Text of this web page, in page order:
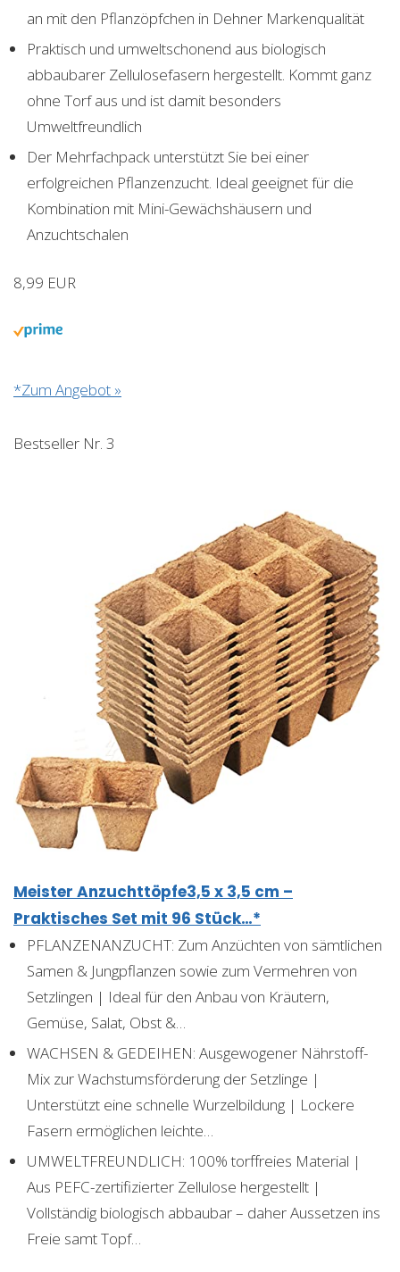
an mit den Pflanzöpfchen in Dehner Markenqualität
Praktisch und umweltschonend aus biologisch
abbaubarer Zellulosefasern hergestellt. Kommt ganz
ohne Torf aus und ist damit besonders
Umweltfreundlich
Der Mehrfachpack unterstützt Sie bei einer
erfolgreichen Pflanzenzucht. Ideal geeignet für die
Kombination mit Mini-Gewächshäusern und
Anzuchtschalen
8,99 EUR
*Zum Angebot »
Bestseller Nr. 3
Meister Anzuchttöpfe3,5 x 3,5 cm –
Praktisches Set mit 96 Stück…*
PFLANZENANZUCHT: Zum Anzüchten von sämtlichen
Samen & Jungpflanzen sowie zum Vermehren von
Setzlingen | Ideal für den Anbau von Kräutern,
Gemüse, Salat, Obst &…
WACHSEN & GEDEIHEN: Ausgewogener Nährstoff-
Mix zur Wachstumsförderung der Setzlinge |
Unterstützt eine schnelle Wurzelbildung | Lockere
Fasern ermöglichen leichte…
UMWELTFREUNDLICH: 100% torffreies Material |
Aus PEFC-zertifizierter Zellulose hergestellt |
Vollständig biologisch abbaubar – daher Aussetzen ins
Freie samt Topf…